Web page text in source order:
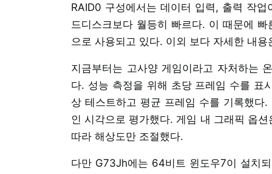
RAID0 구성에서는 데이터 입력, 출력 작
드디스크보다 월등히 빠르다. 이 때문에
으로 사용되고 있다. 이외 보다 자세한 내
지금부터는 고사양 게임이라고 자처하는
다. 성능 측정을 위해 초당 프레임 수를 표
상 테스트하고 평균 프레임 수를 기록했
인 시각으로 평가했다. 게임 내 그래픽 옵
따라 해상도만 조절했다.
다만 G73Jh에는 64비트 윈도우7이 설치